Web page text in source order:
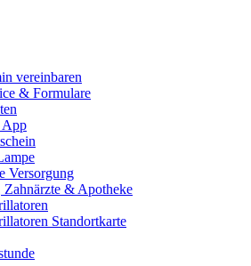
vereinbaren
& Formulare
App
Versorgung
Zahnärzte & Apotheke
Standortkarte